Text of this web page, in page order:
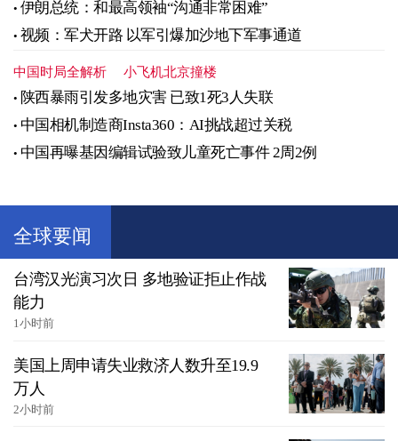
伊朗总统：和最高领袖“沟通非常困难”
视频：军犬开路 以军引爆加沙地下军事通道
中国时局全解析 小飞机北京撞楼
陕西暴雨引发多地灾害 已致1死3人失联
中国相机制造商Insta360：AI挑战超过关税
中国再曝基因编辑试验致儿童死亡事件 2周2例
全球要闻
台湾汉光演习次日 多地验证拒止作战
能力
1小时前
美国上周申请失业救济人数升至19.9
万人
2小时前